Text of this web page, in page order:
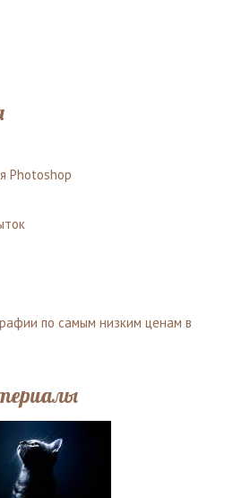
Photoshop
по самым низким ценам в